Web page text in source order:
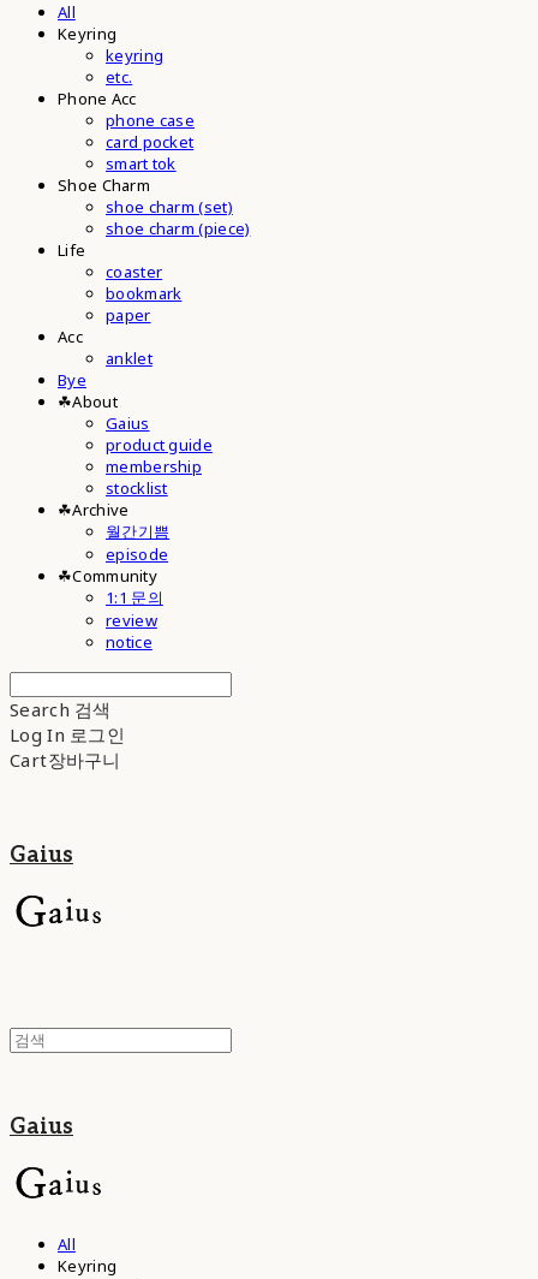
All
Keyring
keyring
etc.
Phone Acc
phone case
card pocket
smart tok
Shoe Charm
shoe charm (set)
shoe charm (piece)
Life
coaster
bookmark
paper
Acc
anklet
Bye
☘︎About
Gaius
product guide
membership
stocklist
☘︎Archive
월간기쁨
episode
☘︎Community
1:1 문의
review
notice
Search 검색
Log In 로그인
Cart장바구니
Gaius
Gaius
All
Keyring